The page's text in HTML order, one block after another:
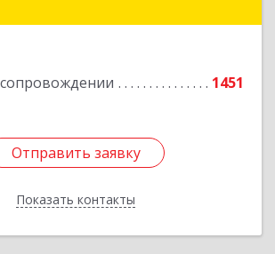
1451
Отправить заявку
Показать контакты
Отправить заявку
Назад